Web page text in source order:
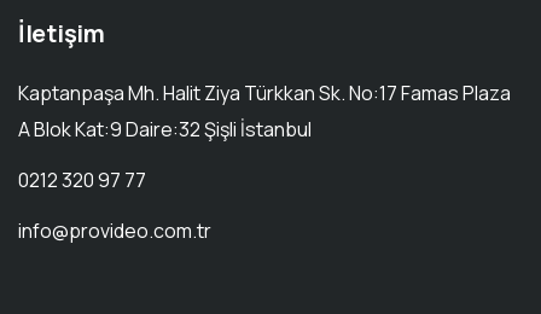
İletişim
Kaptanpaşa Mh. Halit Ziya Türkkan Sk. No:17 Famas Plaza
A Blok Kat:9 Daire:32 Şişli İstanbul
0212 320 97 77
info@provideo.com.tr